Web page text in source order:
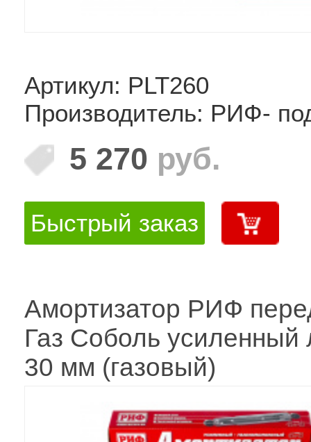
Артикул: PLT260
Производитель: РИФ-
5 270 руб.
Быстрый заказ
Амортизатор РИФ
Газ Соболь усиленный
30 мм (газовый)